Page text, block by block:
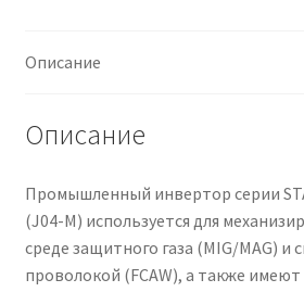
Описание
Описание
Промышленный инвертор серии
(J04-M) используется для
среде защитного газа (MIG/MAG)
проволокой (FCAW), а также